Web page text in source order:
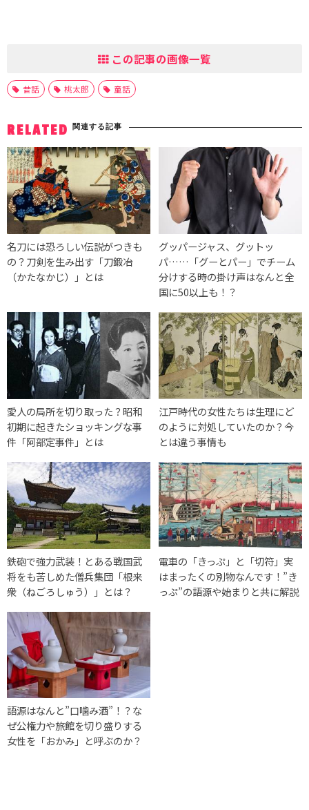
この記事の画像一覧
昔話 桃太郎 童話
RELATED 関連する記事
名刀には恐ろしい伝説がつきも
の？刀剣を生み出す「刀鍛冶
（かたなかじ）」とは
グッパージャス、グットッ
パ……「グーとパー」でチーム
分けする時の掛け声はなんと全
国に50以上も！？
愛人の局所を切り取った？昭和
初期に起きたショッキングな事
件「阿部定事件」とは
江戸時代の女性たちは生理にど
のように対処していたのか？今
とは違う事情も
鉄砲で強力武装！とある戦国武
将をも苦しめた僧兵集団「根来
衆（ねごろしゅう）」とは？
電車の「きっぷ」と「切符」実
はまったくの別物なんです！”き
っぷ”の語源や始まりと共に解説
語源はなんと”口噛み酒”！？な
ぜ公権力や旅館を切り盛りする
女性を「おかみ」と呼ぶのか？